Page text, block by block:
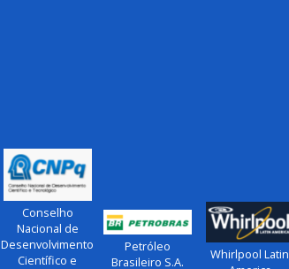
Conselho
Nacional de
Desenvolvimento
Científico e
Petróleo
Brasileiro S.A.
Whirlpool Latin